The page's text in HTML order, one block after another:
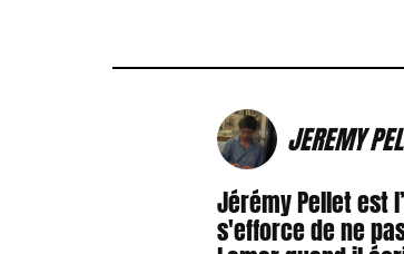
JEREMY
Jérémy Pellet est
s'efforce de ne